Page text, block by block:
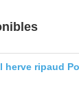
herve ripaud